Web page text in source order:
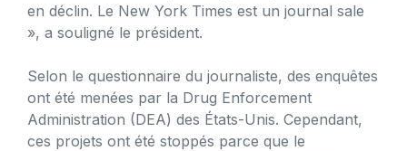
en déclin. Le New York Times est un journal sale
», a souligné le président.
Selon le questionnaire du journaliste, des enquêtes
ont été menées par la Drug Enforcement
Administration (DEA) des États-Unis. Cependant,
ces projets ont été stoppés parce que le